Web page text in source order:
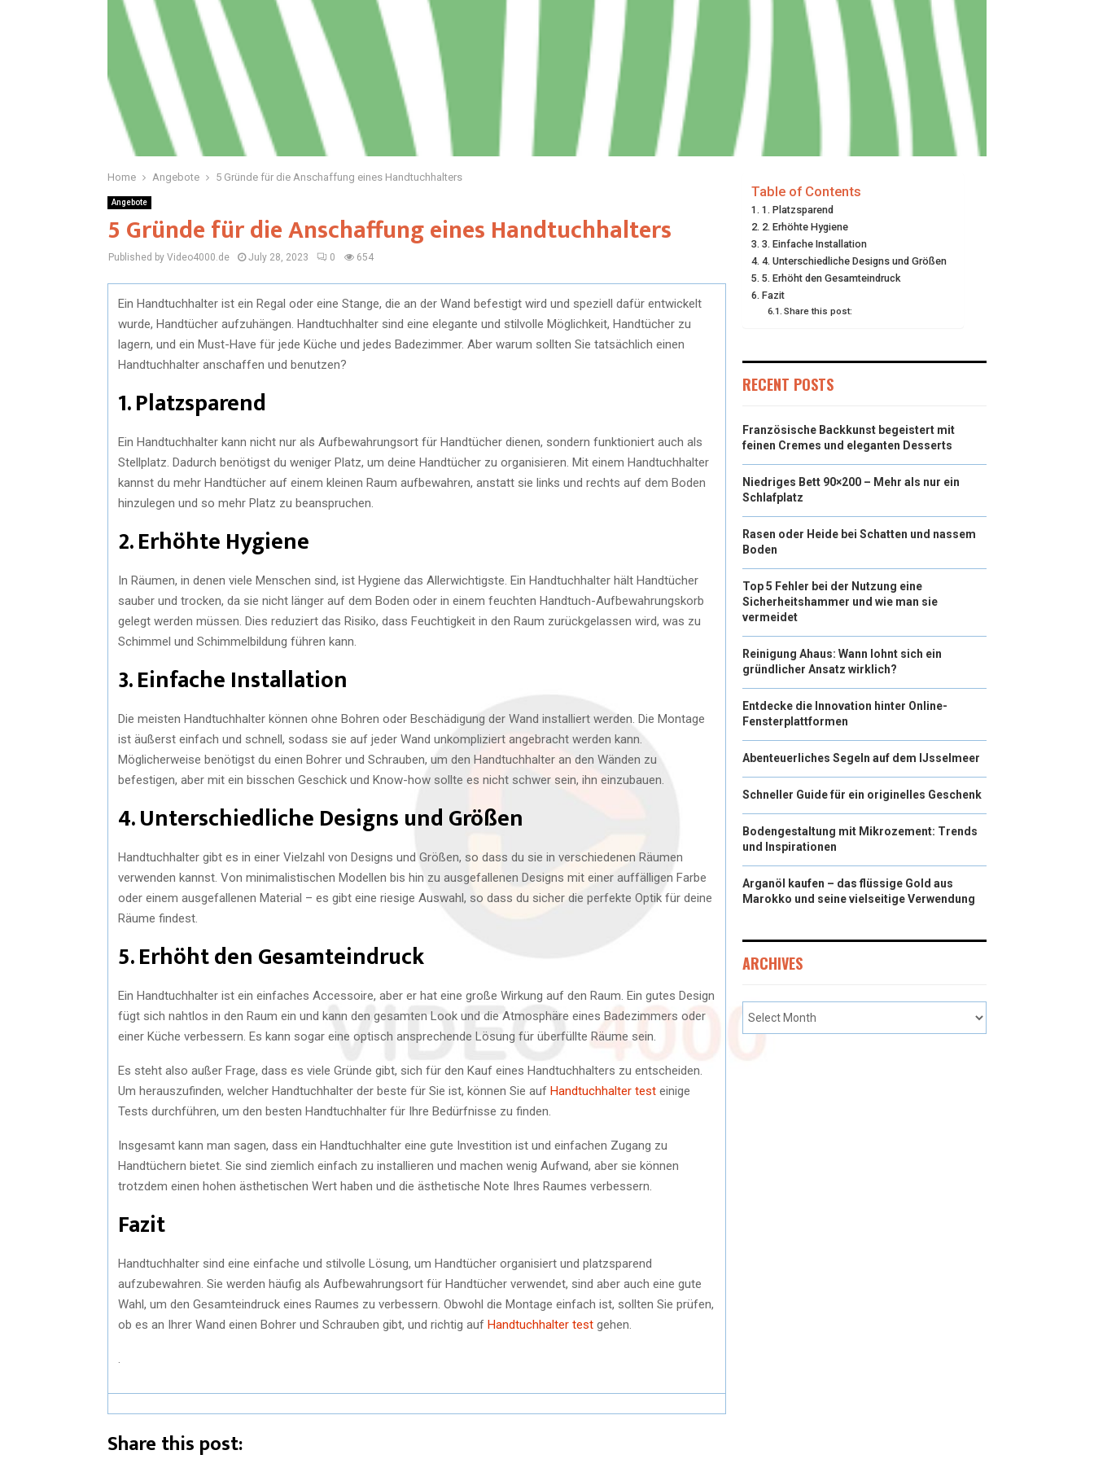
Home Angebote 5 Gründe für die Anschaffung eines Handtuchhalters
Angebote
5 Gründe für die Anschaffung eines Handtuchhalters
Published by Video4000.de July 28, 2023 0 654
Ein Handtuchhalter ist ein Regal oder eine Stange, die an der Wand befestigt wird und speziell dafür entwickelt
wurde, Handtücher aufzuhängen. Handtuchhalter sind eine elegante und stilvolle Möglichkeit, Handtücher zu
lagern, und ein Must-Have für jede Küche und jedes Badezimmer. Aber warum sollten Sie tatsächlich einen
Handtuchhalter anschaffen und benutzen?
1. Platzsparend
Ein Handtuchhalter kann nicht nur als Aufbewahrungsort für Handtücher dienen, sondern funktioniert auch als
Stellplatz. Dadurch benötigst du weniger Platz, um deine Handtücher zu organisieren. Mit einem Handtuchhalter
kannst du mehr Handtücher auf einem kleinen Raum aufbewahren, anstatt sie links und rechts auf dem Boden
hinzulegen und so mehr Platz zu beanspruchen.
2. Erhöhte Hygiene
In Räumen, in denen viele Menschen sind, ist Hygiene das Allerwichtigste. Ein Handtuchhalter hält Handtücher
sauber und trocken, da sie nicht länger auf dem Boden oder in einem feuchten Handtuch-Aufbewahrungskorb
gelegt werden müssen. Dies reduziert das Risiko, dass Feuchtigkeit in den Raum zurückgelassen wird, was zu
Schimmel und Schimmelbildung führen kann.
3. Einfache Installation
Die meisten Handtuchhalter können ohne Bohren oder Beschädigung der Wand installiert werden. Die Montage
ist äußerst einfach und schnell, sodass sie auf jeder Wand unkompliziert angebracht werden kann.
Möglicherweise benötigst du einen Bohrer und Schrauben, um den Handtuchhalter an den Wänden zu
befestigen, aber mit ein bisschen Geschick und Know-how sollte es nicht schwer sein, ihn einzubauen.
4. Unterschiedliche Designs und Größen
Handtuchhalter gibt es in einer Vielzahl von Designs und Größen, so dass du sie in verschiedenen Räumen
verwenden kannst. Von minimalistischen Modellen bis hin zu ausgefallenen Designs mit einer auffälligen Farbe
oder einem ausgefallenen Material – es gibt eine riesige Auswahl, so dass du sicher die perfekte Optik für deine
Räume findest.
5. Erhöht den Gesamteindruck
Ein Handtuchhalter ist ein einfaches Accessoire, aber er hat eine große Wirkung auf den Raum. Ein gutes Design
fügt sich nahtlos in den Raum ein und kann den gesamten Look und die Atmosphäre eines Badezimmers oder
einer Küche verbessern. Es kann sogar eine optisch ansprechende Lösung für überfüllte Räume sein.
Es steht also außer Frage, dass es viele Gründe gibt, sich für den Kauf eines Handtuchhalters zu entscheiden.
Um herauszufinden, welcher Handtuchhalter der beste für Sie ist, können Sie auf Handtuchhalter test einige
Tests durchführen, um den besten Handtuchhalter für Ihre Bedürfnisse zu finden.
Insgesamt kann man sagen, dass ein Handtuchhalter eine gute Investition ist und einfachen Zugang zu
Handtüchern bietet. Sie sind ziemlich einfach zu installieren und machen wenig Aufwand, aber sie können
trotzdem einen hohen ästhetischen Wert haben und die ästhetische Note Ihres Raumes verbessern.
Fazit
Handtuchhalter sind eine einfache und stilvolle Lösung, um Handtücher organisiert und platzsparend
aufzubewahren. Sie werden häufig als Aufbewahrungsort für Handtücher verwendet, sind aber auch eine gute
Wahl, um den Gesamteindruck eines Raumes zu verbessern. Obwohl die Montage einfach ist, sollten Sie prüfen,
ob es an Ihrer Wand einen Bohrer und Schrauben gibt, und richtig auf Handtuchhalter test gehen.
Share this post:
Table of Contents
1. Platzsparend
2. Erhöhte Hygiene
3. Einfache Installation
4. Unterschiedliche Designs und Größen
5. Erhöht den Gesamteindruck
Fazit
Share this post:
RECENT POSTS
Französische Backkunst begeistert mit
feinen Cremes und eleganten Desserts
Niedriges Bett 90×200 – Mehr als nur ein
Schlafplatz
Rasen oder Heide bei Schatten und nassem
Boden
Top 5 Fehler bei der Nutzung eine
Sicherheitshammer und wie man sie
vermeidet
Reinigung Ahaus: Wann lohnt sich ein
gründlicher Ansatz wirklich?
Entdecke die Innovation hinter Online-
Fensterplattformen
Abenteuerliches Segeln auf dem IJsselmeer
Schneller Guide für ein originelles Geschenk
Bodengestaltung mit Mikrozement: Trends
und Inspirationen
Arganöl kaufen – das flüssige Gold aus
Marokko und seine vielseitige Verwendung
ARCHIVES